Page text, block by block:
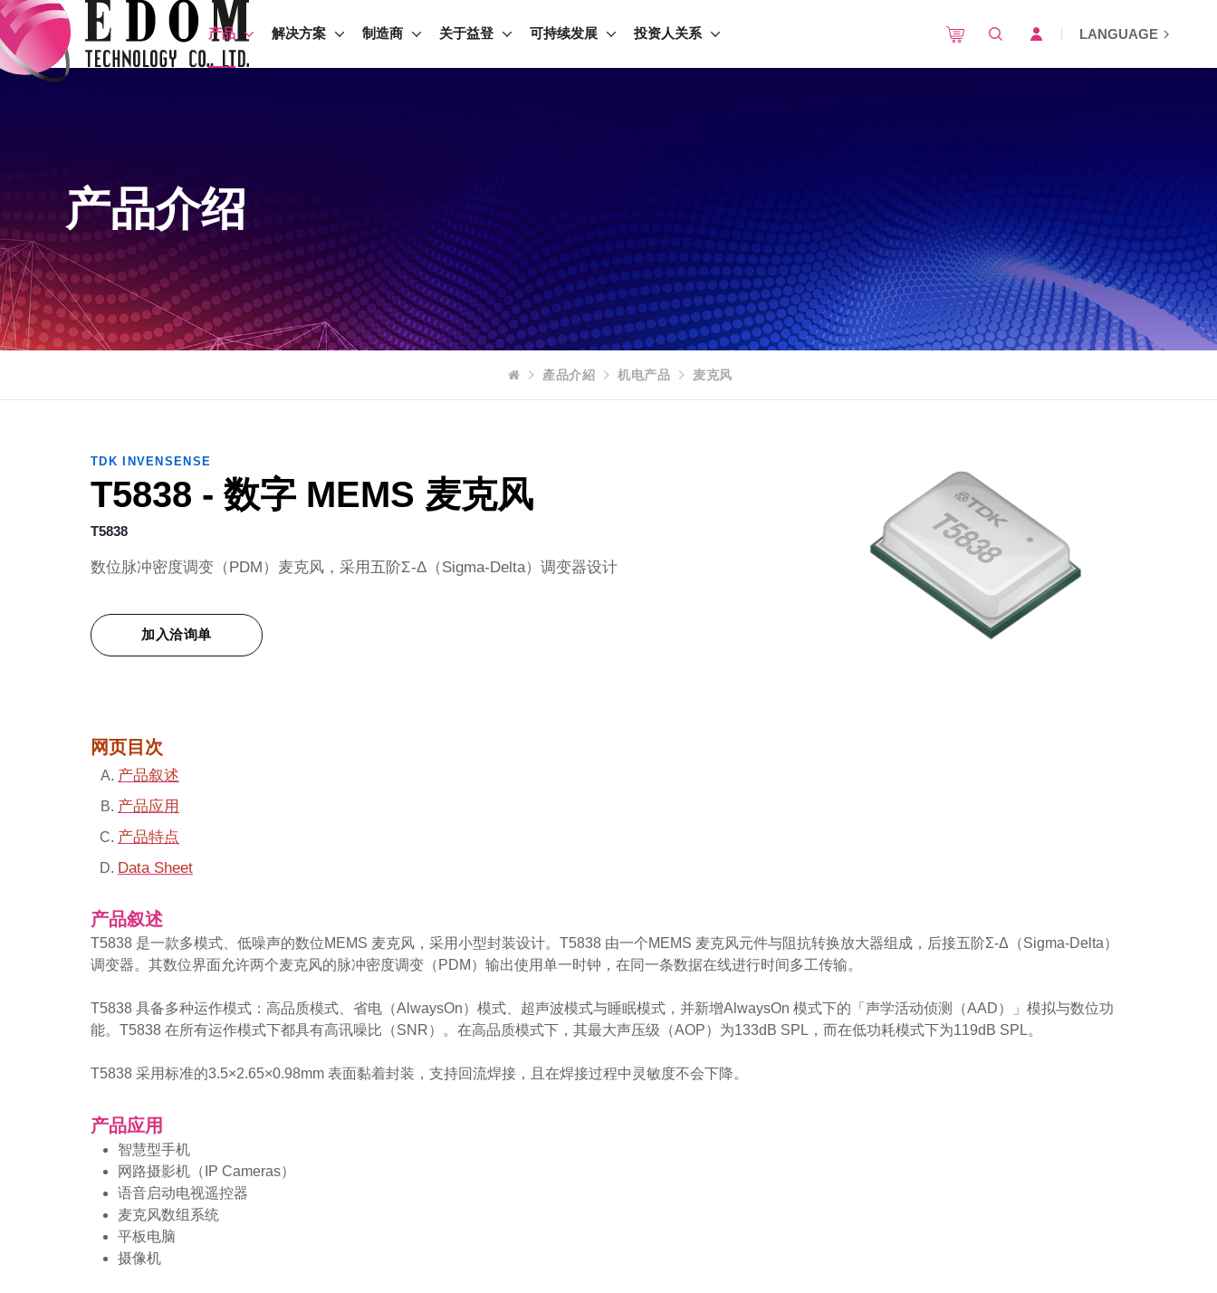
产品 解决方案 制造商 关于益登 可持续发展 投资人关系 LANGUAGE
产品介绍
產品介紹 机电产品 麦克风
TDK INVENSENSE
T5838 - 数字 MEMS 麦克风
T5838
数位脉冲密度调变（PDM）麦克风，采用五阶Σ-Δ（Sigma-Delta）调变器设计
加入洽询单
网页目次
产品叙述
产品应用
产品特点
Data Sheet
产品叙述
T5838 是一款多模式、低噪声的数位MEMS 麦克风，采用小型封装设计。T5838 由一个MEMS 麦克风元件与阻抗转换放大器组成，后接五阶Σ-Δ（Sigma-Delta）
调变器。其数位界面允许两个麦克风的脉冲密度调变（PDM）输出使用单一时钟，在同一条数据在线进行时间多工传输。
T5838 具备多种运作模式：高品质模式、省电（AlwaysOn）模式、超声波模式与睡眠模式，并新增AlwaysOn 模式下的「声学活动侦测（AAD）」模拟与数位功
能。T5838 在所有运作模式下都具有高讯噪比（SNR）。在高品质模式下，其最大声压级（AOP）为133dB SPL，而在低功耗模式下为119dB SPL。
T5838 采用标准的3.5×2.65×0.98mm 表面黏着封装，支持回流焊接，且在焊接过程中灵敏度不会下降。
产品应用
智慧型手机
网路摄影机（IP Cameras）
语音启动电视遥控器
麦克风数组系统
平板电脑
摄像机